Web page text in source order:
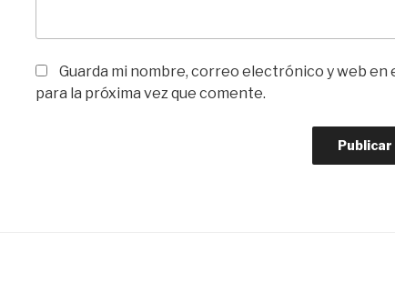
Guarda mi nombre, correo electrónico y web en
para la próxima vez que comente.